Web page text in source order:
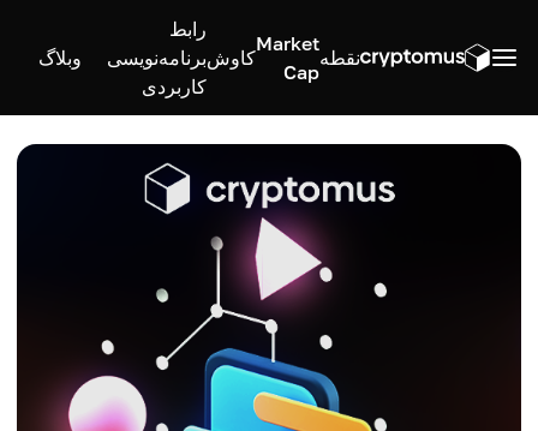
نقطه
Market
Cap
کاوش
رابط
برنامه‌نویسی
کاربردی
وبلاگ